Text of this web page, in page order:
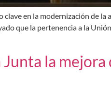
clave en la modernización de
que la pertenencia a la
Junta la